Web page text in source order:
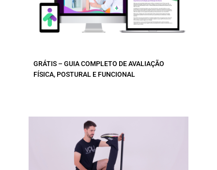
GRÁTIS – GUIA COMPLETO DE AVALIAÇÃO
FÍSICA, POSTURAL E FUNCIONAL